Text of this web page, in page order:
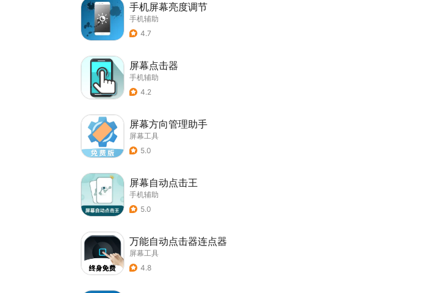
手机屏幕亮度调节
手机辅助
4.7
屏幕点击器
手机辅助
4.2
屏幕方向管理助手
屏幕工具
5.0
屏幕自动点击王
手机辅助
5.0
万能自动点击器连点器
屏幕工具
4.8